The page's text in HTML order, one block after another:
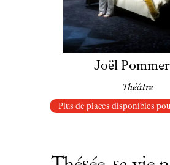
Joël
Théâtre
Plus de places disponibles